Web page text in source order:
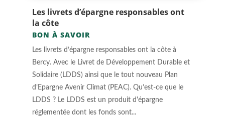
Les livrets d’épargne responsables ont
la côte
BON À SAVOIR
Les livrets d’épargne responsables ont la côte à
Bercy. Avec le Livret de Développement Durable et
Solidaire (LDDS) ainsi que le tout nouveau Plan
d’Epargne Avenir Climat (PEAC). Qu’est-ce que le
LDDS ? Le LDDS est un produit d'épargne
réglementée dont les fonds sont...